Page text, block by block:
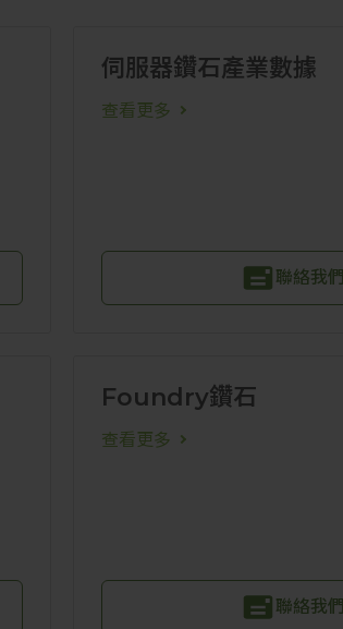
伺服器鑽石產業數據
查看更多
聯絡我們
Foundry鑽石
查看更多
聯絡我們